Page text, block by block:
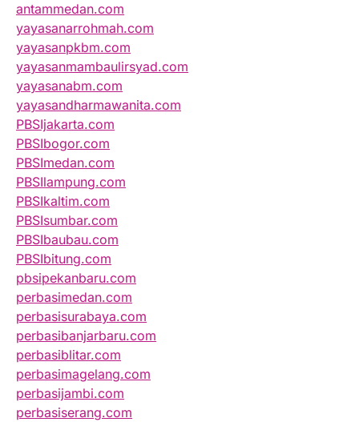
antammedan.com
yayasanarrohmah.com
yayasanpkbm.com
yayasanmambaulirsyad.com
yayasanabm.com
yayasandharmawanita.com
PBSIjakarta.com
PBSIbogor.com
PBSImedan.com
PBSIlampung.com
PBSIkaltim.com
PBSIsumbar.com
PBSIbaubau.com
PBSIbitung.com
pbsipekanbaru.com
perbasimedan.com
perbasisurabaya.com
perbasibanjarbaru.com
perbasiblitar.com
perbasimagelang.com
perbasijambi.com
perbasiserang.com